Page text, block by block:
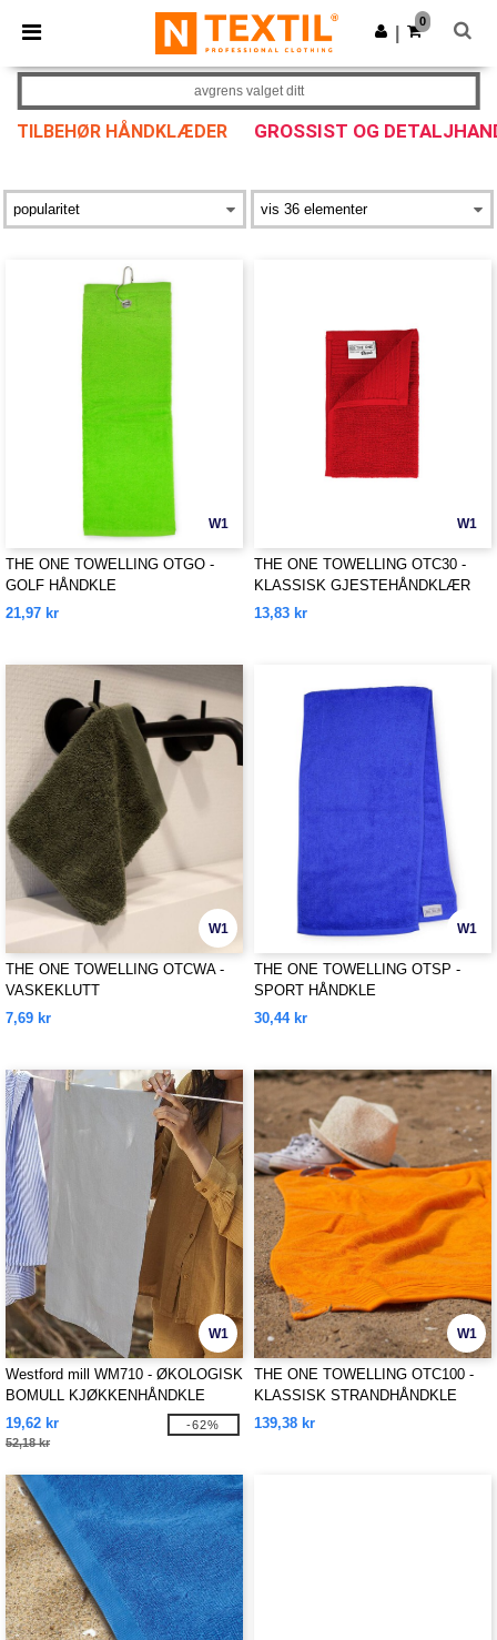
× Ntextil-app
Bedre priser i appen!
Last ned app
0
TILBEHØR HÅNDKLÆDER GROSSIST OG
avgrens valget ditt
W1
THE ONE TOWELLING OTGO -
GOLF HÅNDKLE
21,97 kr
W1
THE ONE TOWELLING OTC30 -
KLASSISK GJESTEHÅNDKLÆR
13,83 kr
W1
THE ONE TOWELLING OTCWA -
VASKEKLUTT
7,69 kr
W1
THE ONE TOWELLING OTSP -
SPORT HÅNDKLE
30,44 kr
W1
Westford mill WM710 - ØKOLOGISK
BOMULL KJØKKENHÅNDKLE
19,62 kr
52,18 kr
-62%
W1
THE ONE TOWELLING OTC100 -
KLASSISK STRANDHÅNDKLE
139,38 kr